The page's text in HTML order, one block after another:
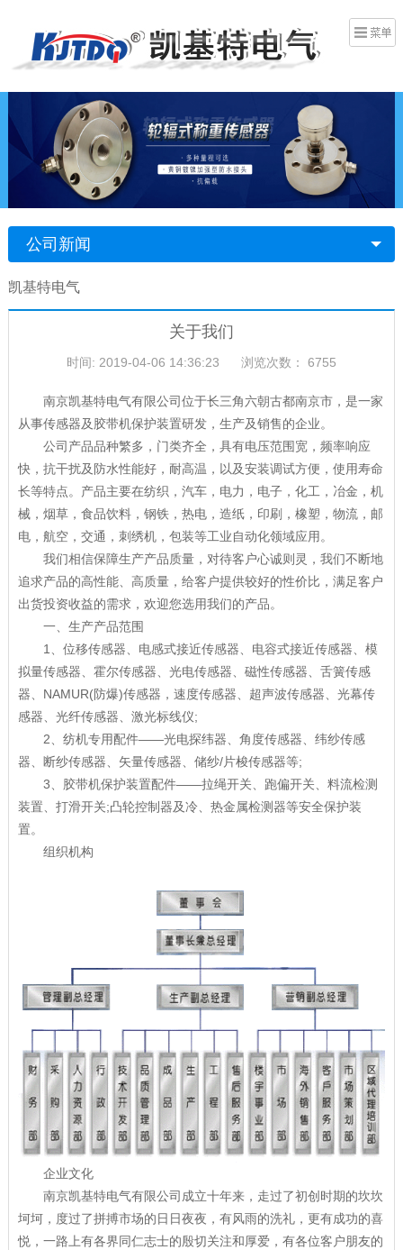
公司新闻
凯基特电气
关于我们
时间: 2019-04-06 14:36:23 浏览次数： 6755
南京凯基特电气有限公司位于长三角六朝古都南京市，是一家
从事传感器及胶带机保护装置研发，生产及销售的企业。
公司产品品种繁多，门类齐全，具有电压范围宽，频率响应
快，抗干扰及防水性能好，耐高温，以及安装调试方便，使用寿命
长等特点。产品主要在纺织，汽车，电力，电子，化工，冶金，机
械，烟草，食品饮料，钢铁，热电，造纸，印刷，橡塑，物流，邮
电，航空，交通，刺绣机，包装等工业自动化领域应用。
我们相信保障生产产品质量，对待客户心诚则灵，我们不断地
追求产品的高性能、高质量，给客户提供较好的性价比，满足客户
出货投资收益的需求，欢迎您选用我们的产品。
一、生产产品范围
1、位移传感器、电感式接近传感器、电容式接近传感器、模
拟量传感器、霍尔传感器、光电传感器、磁性传感器、舌簧传感
器、NAMUR(防爆)传感器，速度传感器、超声波传感器、光幕传
感器、光纤传感器、激光标线仪;
2、纺机专用配件——光电探纬器、角度传感器、纬纱传感
器、断纱传感器、矢量传感器、储纱/片梭传感器等;
3、胶带机保护装置配件——拉绳开关、跑偏开关、料流检测
装置、打滑开关;凸轮控制器及冷、热金属检测器等安全保护装
置。
组织机构
企业文化
南京凯基特电气有限公司成立十年来，走过了初创时期的坎坎
坷坷，度过了拼搏市场的日日夜夜，有风雨的洗礼，更有成功的喜
悦，一路上有各界同仁志士的殷切关注和厚爱，有各位客户朋友的